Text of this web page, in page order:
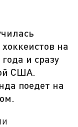
на
и сразу
США.
поедет на